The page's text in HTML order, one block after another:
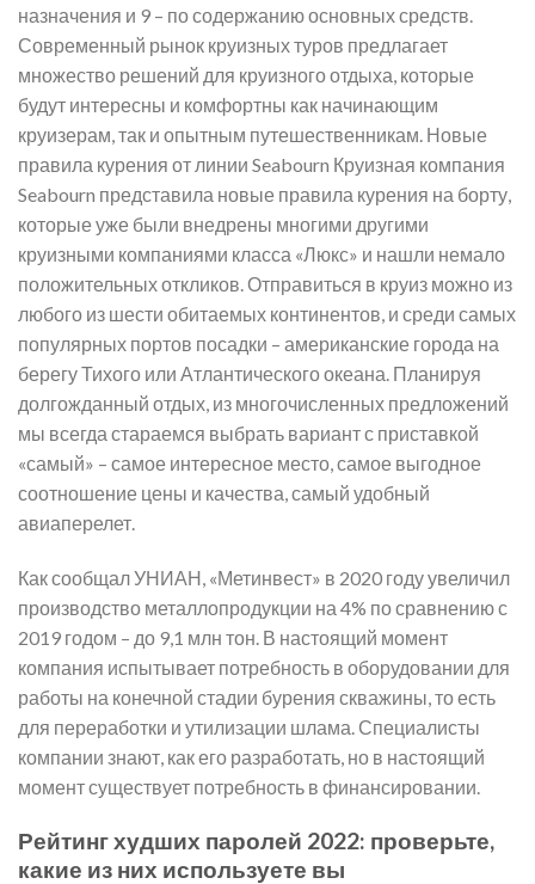
назначения и 9 – по содержанию основных средств.
Современный рынок круизных туров предлагает
множество решений для круизного отдыха, которые
будут интересны и комфортны как начинающим
круизерам, так и опытным путешественникам. Новые
правила курения от линии Seabourn Круизная компания
Seabourn представила новые правила курения на борту,
которые уже были внедрены многими другими
круизными компаниями класса «Люкс» и нашли немало
положительных откликов. Отправиться в круиз можно из
любого из шести обитаемых континентов, и среди самых
популярных портов посадки – американские города на
берегу Тихого или Атлантического океана. Планируя
долгожданный отдых, из многочисленных предложений
мы всегда стараемся выбрать вариант с приставкой
«самый» – самое интересное место, самое выгодное
соотношение цены и качества, самый удобный
авиаперелет.
Как сообщал УНИАН, «Метинвест» в 2020 году увеличил
производство металлопродукции на 4% по сравнению с
2019 годом – до 9,1 млн тон. В настоящий момент
компания испытывает потребность в оборудовании для
работы на конечной стадии бурения скважины, то есть
для переработки и утилизации шлама. Специалисты
компании знают, как его разработать, но в настоящий
момент существует потребность в финансировании.
Рейтинг худших паролей 2022: проверьте,
какие из них используете вы